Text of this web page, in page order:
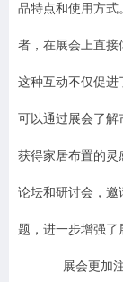
品特点和使用方式
者，在展会上直接
这种互动不仅促进
可以通过展会了解
获得家居布置的灵
论坛和研讨会，邀
题，进一步增强了
展会更加